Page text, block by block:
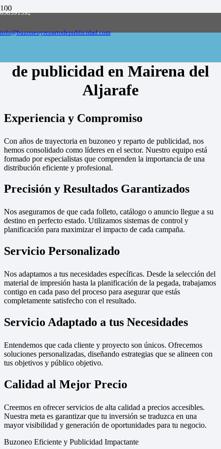
658591592
info@buzoneoyrepartodepublicidad.com
Empresa de buzoneo y reparto de publicidad
de publicidad en Mairena del
Aljarafe
Experiencia y Compromiso
Con años de trayectoria en buzoneo y reparto de publicidad, nos
hemos consolidado como líderes en el sector. Nuestro equipo está
formado por especialistas que comprenden la importancia de una
distribución eficiente y profesional.
Precisión y Resultados Garantizados
Nos aseguramos de que cada folleto, catálogo o anuncio llegue a su
destino en perfecto estado. Utilizamos sistemas de control y
planificación para maximizar el impacto de cada campaña.
Servicio Personalizado
Nos adaptamos a tus necesidades específicas. Desde la selección del
material de impresión hasta la planificación de la pegada, trabajamos
contigo en cada paso del proceso para asegurar que estás
completamente satisfecho con el resultado.
Servicio Adaptado a tus Necesidades
Entendemos que cada cliente y proyecto son únicos. Ofrecemos
soluciones personalizadas, diseñando estrategias que se alineen con
tus objetivos y público objetivo.
Calidad al Mejor Precio
Creemos en ofrecer servicios de alta calidad a precios accesibles.
Nuestra meta es garantizar que tu inversión se traduzca en una
mayor visibilidad y generación de oportunidades para tu negocio.
Buzoneo Eficiente y Publicidad Impactante